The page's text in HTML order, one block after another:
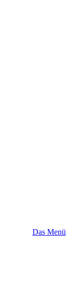
Das Menü